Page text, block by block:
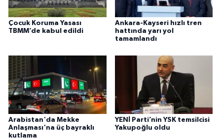
Çocuk Koruma Yasası
TBMM’de kabul edildi
Ankara-Kayseri hızlı tren
hattında yarı yol
tamamlandı
Arabistan'da Mekke
Anlaşması'na üç bayraklı
kutlama
YENİ Parti’nin YSK temsilcisi
Yakupoğlu oldu